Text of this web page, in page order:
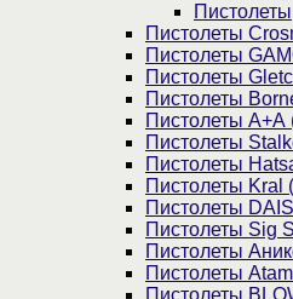
Пистолеты
Пистолеты
Пистолеты
Пистолеты
Пистолеты
Пистолеты А+А
Пистолеты
Пистолеты
Пистолеты Kral
Пистолеты
Пистолеты Sig
Пистолеты
Пистолеты